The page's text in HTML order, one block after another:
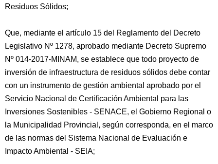
Residuos Sólidos;
Que, mediante el artículo 15 del Reglamento del Decreto
Legislativo Nº 1278, aprobado mediante Decreto Supremo
Nº 014-2017-MINAM, se establece que todo proyecto de
inversión de infraestructura de residuos sólidos debe contar
con un instrumento de gestión ambiental aprobado por el
Servicio Nacional de Certificación Ambiental para las
Inversiones Sostenibles - SENACE, el Gobierno Regional o
la Municipalidad Provincial, según corresponda, en el marco
de las normas del Sistema Nacional de Evaluación e
Impacto Ambiental - SEIA;